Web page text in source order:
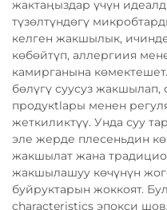
жактаңыздар үчүн
түзөлтүндөгү
келген жакшылык,
көбөйтүп, аллергиия
камирганына
бөлүгү суусуз
продукtlары менен
жеткиликтүү. Унда суу
эле жерде плесеньдин
жакшылат жана
жакшылашуу көчүнүн
буйруктарын жоккоят.
characteristics эпокси